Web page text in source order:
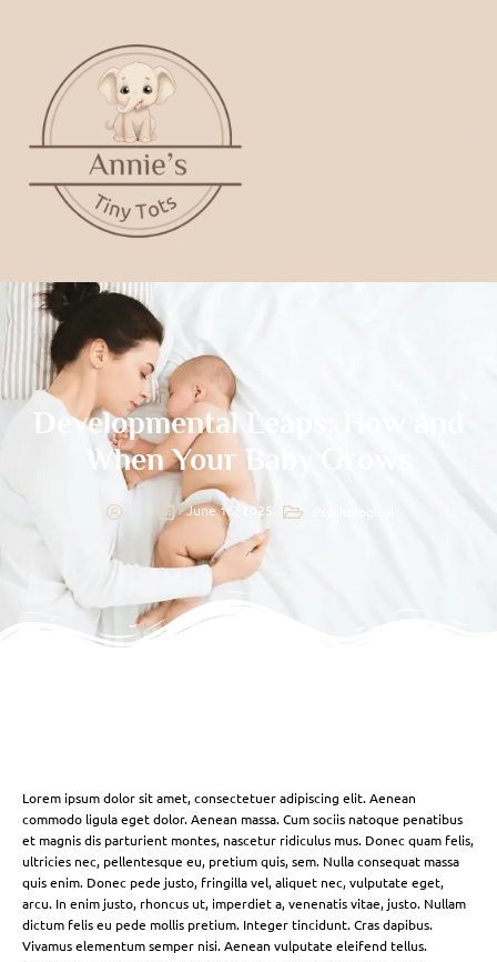
Developmental Leaps: How and
When Your Baby Grows
June 16, 2025
Lorem ipsum dolor sit amet, consectetuer adipiscing elit. Aenean
commodo ligula eget dolor. Aenean massa. Cum sociis natoque penatibus
et magnis dis parturient montes, nascetur ridiculus mus. Donec quam felis,
ultricies nec, pellentesque eu, pretium quis, sem. Nulla consequat massa
quis enim. Donec pede justo, fringilla vel, aliquet nec, vulputate eget,
arcu. In enim justo, rhoncus ut, imperdiet a, venenatis vitae, justo. Nullam
dictum felis eu pede mollis pretium. Integer tincidunt. Cras dapibus.
Vivamus elementum semper nisi. Aenean vulputate eleifend tellus.